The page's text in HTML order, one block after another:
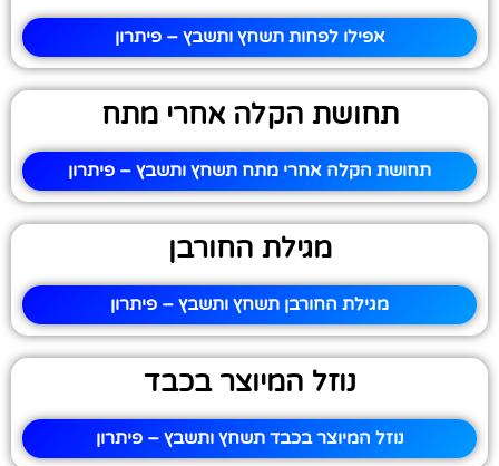
אפילו לפחות תשחץ ותשבץ – פיתרון
תחושת הקלה אחרי מתח
תחושת הקלה אחרי מתח תשחץ ותשבץ – פיתרון
מגילת החורבן
מגילת החורבן תשחץ ותשבץ – פיתרון
נוזל המיוצר בכבד
נוזל המיוצר בכבד תשחץ ותשבץ – פיתרון